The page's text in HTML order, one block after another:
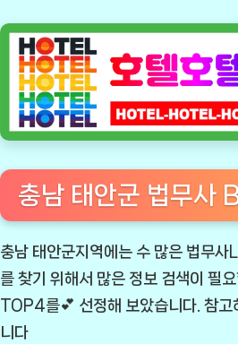
충남 태안군 법무사
충남 태안군지역에는 수 많은 법무
를 찾기 위해서 많은 정보 검색이 필
TOP4를💕 선정해 보았습니다. 참고
니다